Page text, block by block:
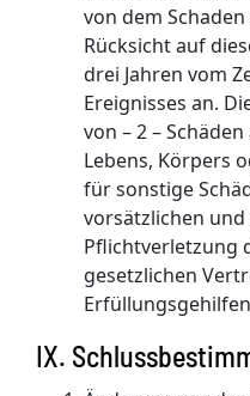
von dem
Rücksicht auf
drei Jahren vom
Ereignisses an.
von – 2 –
Lebens, Körpers
für sonstige
vorsätzlichen
Pflichtverletzung
gesetzlichen
IX.